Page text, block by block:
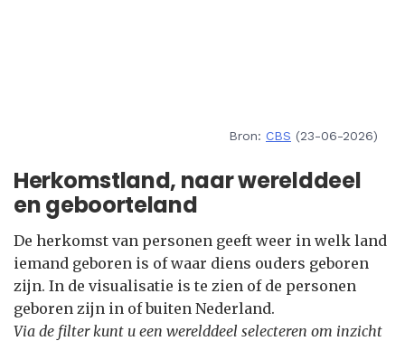
Bron: CBS (23-06-2026)
Herkomstland, naar werelddeel
en geboorteland
De herkomst van personen geeft weer in welk land
iemand geboren is of waar diens ouders geboren
zijn. In de visualisatie is te zien of de personen
geboren zijn in of buiten Nederland.
Via de filter kunt u een werelddeel selecteren om inzicht